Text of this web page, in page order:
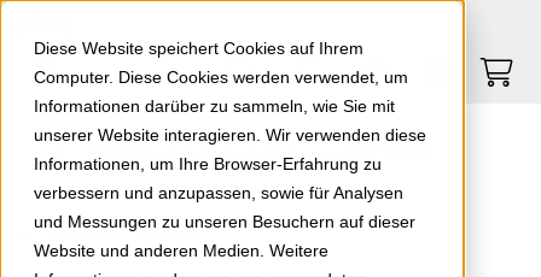
Diese Website speichert Cookies auf Ihrem
Computer. Diese Cookies werden verwendet, um
Informationen darüber zu sammeln, wie Sie mit
unserer Website interagieren. Wir verwenden diese
Informationen, um Ihre Browser-Erfahrung zu
verbessern und anzupassen, sowie für Analysen
und Messungen zu unseren Besuchern auf dieser
Website und anderen Medien. Weitere
Springe zu Hauptinhalt Springe zum Footer
0
zurück zur Übersicht